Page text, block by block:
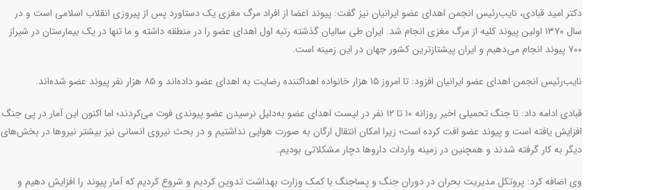
دکتر امید قبادی، نایب‌رئیس انجمن اهدای عضو ایرانیان نیز گفت: پیوند اعضا از افراد مرگ مغزی یک دستاورد پس از پیروزی انقلاب اسلامی است و در
سال ۱۳۷۰ اولین پیوند کلیه از مرگ مغزی انجام شد. ایران طی سالیان گذشته رتبه اول اهدای عضو را در منطقه داشته و ما تنها در یک بیمارستان در شیراز
۷۰۰ پیوند انجام می‌دهیم و ایران پیشتازترین کشور جهان در این زمینه است
.
نایب‌رئیس انجمن اهدای عضو ایرانیان افزود: تا امروز ۱۵ هزار خانواده اهداکننده رضایت به اهدای عضو داده‌اند و ۸۵ هزار نفر پیوند عضو شده‌اند .
قبادی ادامه داد: تا جنگ تحمیلی اخیر روزانه ۱۰ تا ۱۲ نفر در لیست اهدای عضو به‌دلیل نرسیدن عضو پیوندی فوت می‌کردند؛ اما اکنون این آمار در پی جنگ
افزایش یافته است و پیوند عضو افت کرده است؛ زیرا امکان انتقال ارگان‌ به صورت هوایی نداشتیم و در بحث نیروی انسانی نیز بیشتر نیروها در بخش‌های
دیگر به کار گرفته شدند و همچنین در زمینه واردات داروها دچار مشکلاتی بودیم.
وی اضافه کرد: پروتکل مدیریت بحران در دوران جنگ و پساجنگ با کمک وزارت بهداشت تدوین کردیم و شروع کردیم که آمار پیوند را افزایش دهیم و